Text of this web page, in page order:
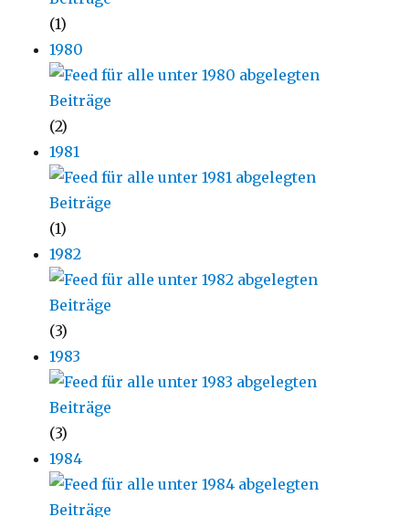
(1)
1980
(2)
1981
(1)
1982
(3)
1983
(3)
1984